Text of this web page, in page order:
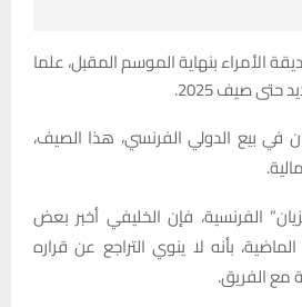
الأمراء بنهاية الموسم المقبل، علما
صيف 2025.
في بيع الدولي الفرنسي، هذا الصيف،
الفرنسية، فإن الخليفي أخبر بعض
بأنه لا ينوي التراجع عن قراره
مع الفريق.